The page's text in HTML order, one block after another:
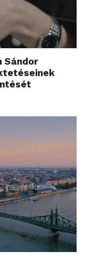
Sándor